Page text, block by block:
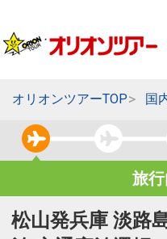
オリオンツアーTOP 国
旅
松山発兵庫 淡路